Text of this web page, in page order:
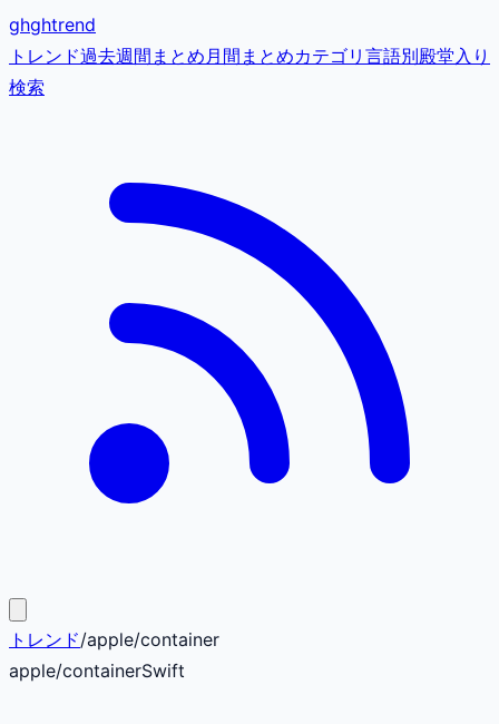
ghghtrend
トレンド過去週間まとめ月間まとめカテゴリ 言語別殿堂入り
検索
トレンド/apple/container
apple/containerSwift